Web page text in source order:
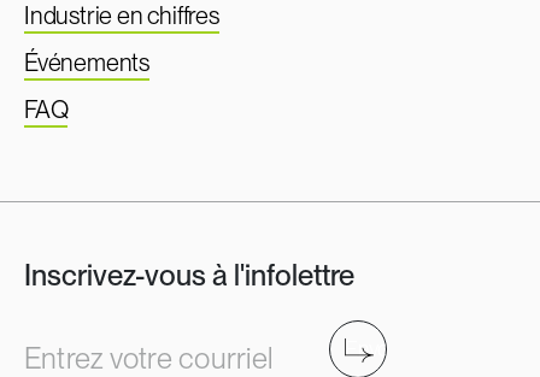
Industrie en chiffres
Événements
FAQ
Inscrivez-vous à l'infolettre
Entrez votre courriel Envoyer